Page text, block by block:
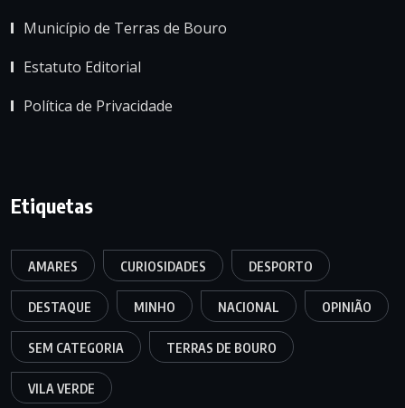
Município de Terras de Bouro
Estatuto Editorial
Política de Privacidade
Etiquetas
AMARES CURIOSIDADES DESPORTO
DESTAQUE MINHO NACIONAL OPINIÃO
SEM CATEGORIA TERRAS DE BOURO
VILA VERDE